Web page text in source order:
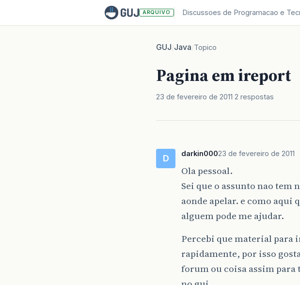
ARQUIVO Discussoes de Programacao e
GUJ/Java/Topico
Pagina em ireport
23 de fevereiro de 2011 2 respostas
D darkin00023 de fevereiro de 2011
Ola pessoal.
Sei que o assunto nao tem
aonde apelar. e como aqui
alguem pode me ajudar.
Percebi que material para
rapidamente, por isso
forum ou coisa assim para